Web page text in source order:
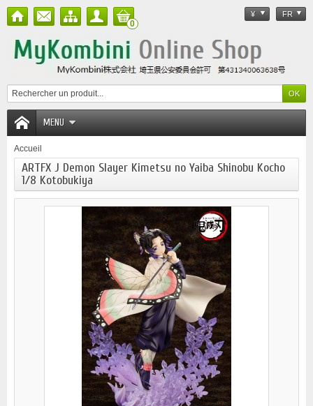
¥ FR
0
MENU
Accueil
ARTFX J Demon Slayer Kimetsu no Yaiba Shinobu Kocho
1/8 Kotobukiya